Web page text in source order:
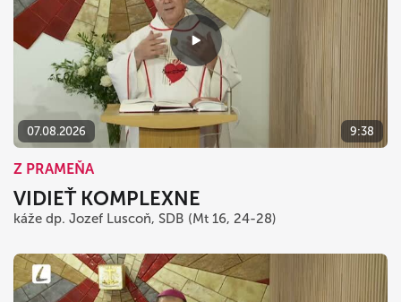
07.08.2026 9:38
Z PRAMEŇA
VIDIEŤ KOMPLEXNE
káže dp. Jozef Luscoň, SDB (Mt 16, 24-28)